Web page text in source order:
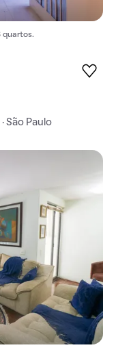
quartos.
São Paulo